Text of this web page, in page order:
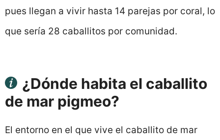
pues llegan a vivir hasta 14 parejas por coral, lo
que sería 28 caballitos por comunidad.
¿Dónde habita el caballito
de mar pigmeo?
El entorno en el que vive el caballito de mar